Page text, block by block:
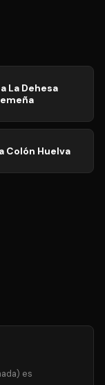
La Dehesa
Colón Huelva
es